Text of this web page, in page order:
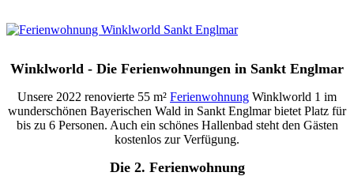
Winklworld - Die Ferienwohnungen in Sankt Englmar
Unsere 2022 renovierte 55 m² Ferienwohnung Winklworld 1 im
wunderschönen Bayerischen Wald in Sankt Englmar bietet Platz für
bis zu 6 Personen. Auch ein schönes Hallenbad steht den Gästen
kostenlos zur Verfügung.
Die 2. Ferienwohnung